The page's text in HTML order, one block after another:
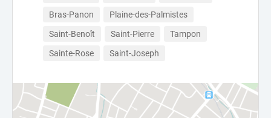
Bras-Panon
Plaine-des-Palmistes
Saint-Benoît
Saint-Pierre
Tampon
Sainte-Rose
Saint-Joseph